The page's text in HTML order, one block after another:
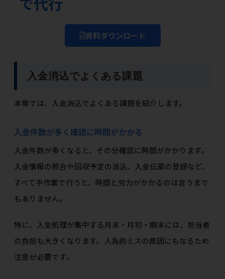
資料ダウンロード
入金消込でよくある課題
本章では、入金消込でよくある課題を紹介します。
入金件数が多く確認に時間がかかる
入金件数が多くなると、その分確認に時間がかかります。
入金情報の照合や回収予定の消込、入金伝票の登録など、
すべて手作業で行うと、時間と労力がかかるのは言うまで
もありません。
特に、入金処理が集中する月末・月初・期末には、担当者
の負担も大きくなります。人為的ミスの原因にもなるため
注意が必要です。